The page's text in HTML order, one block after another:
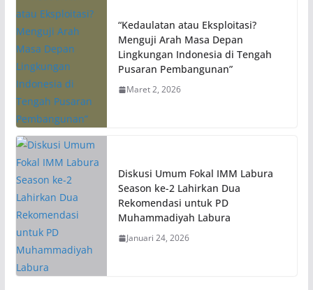
“Kedaulatan atau Eksploitasi?
Menguji Arah Masa Depan
Lingkungan Indonesia di Tengah
Pusaran Pembangunan”
Maret 2, 2026
Diskusi Umum Fokal IMM Labura
Season ke-2 Lahirkan Dua
Rekomendasi untuk PD
Muhammadiyah Labura
Januari 24, 2026